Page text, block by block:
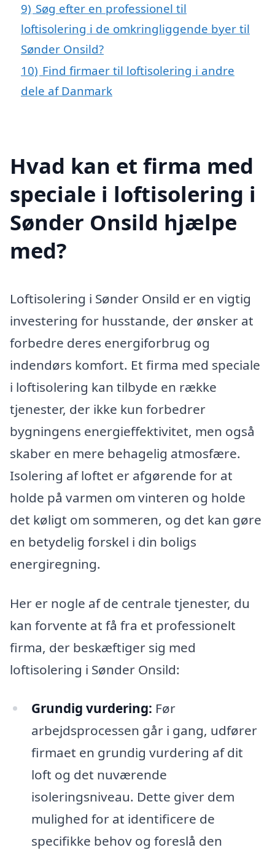
9) Søg efter en professionel til
loftisolering i de omkringliggende byer til
Sønder Onsild?
10) Find firmaer til loftisolering i andre
dele af Danmark
Hvad kan et firma med
speciale i loftisolering i
Sønder Onsild hjælpe
med?
Loftisolering i Sønder Onsild er en vigtig
investering for husstande, der ønsker at
forbedre deres energiforbrug og
indendørs komfort. Et firma med speciale
i loftisolering kan tilbyde en række
tjenester, der ikke kun forbedrer
bygningens energieffektivitet, men også
skaber en mere behagelig atmosfære.
Isolering af loftet er afgørende for at
holde på varmen om vinteren og holde
det køligt om sommeren, og det kan gøre
en betydelig forskel i din boligs
energiregning.
Her er nogle af de centrale tjenester, du
kan forvente at få fra et professionelt
firma, der beskæftiger sig med
loftisolering i Sønder Onsild:
Grundig vurdering: Før
arbejdsprocessen går i gang, udfører
firmaet en grundig vurdering af dit
loft og det nuværende
isoleringsniveau. Dette giver dem
mulighed for at identificere de
specifikke behov og foreslå den